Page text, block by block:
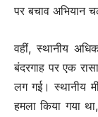
पर बचाव अभियान
वहीं, स्थानीय
बंदरगाह पर एक
लग गई। स्थानीय
हमला किया गया